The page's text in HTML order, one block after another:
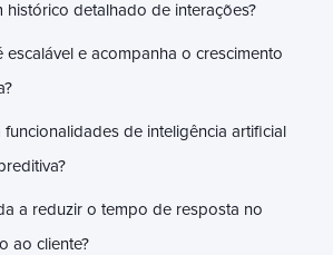
histórico detalhado de interações?
escalável e acompanha o crescimento
funcionalidades de inteligência artificial
a reduzir o tempo de resposta no
ao cliente?